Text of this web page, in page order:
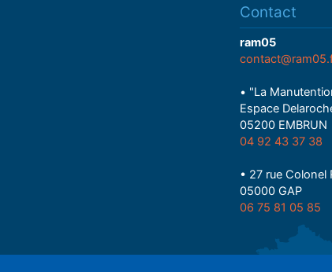
Contact
ram05
• "La
Espace
05200 EMBRUN
04 92 43 37 38
• 27 rue Colonel
05000 GAP
06 75 81 05 85